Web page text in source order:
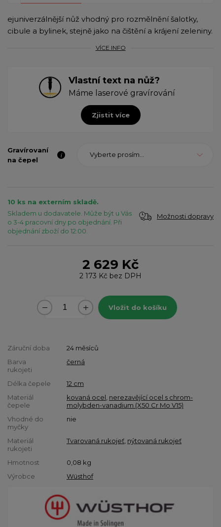
ejuniverzálnější nůž vhodný pro rozmělnění šalotky,
cibule a bylinek, stejně jako na čištění a krájení zeleniny.
VÍCE INFO
Vlastní text na nůž?
Máme laserové gravírování
Zjistit více
Gravírovaní
na čepel
Vyberte prosím...
10 ks na externím skladě.
Skladem u dodavatele. Může být u Vás
o 3-4 pracovní dny po objednání. Při
objednání zboží do 12:00.
Možnosti dopravy
2 629 Kč
2 173 Kč bez DPH
Vložit do košíku
Záruční doba
24 měsíců
Barva
rukojeti
černá
Délka čepele
12 cm
Materiál
čepele
kovaná ocel nerezavějící ocel s chrom-
molybden-vanadium (X50 Cr Mo V15)
Vhodné do
myčky
nie
Materiál
rukojeti
Tvarovaná rukojeť nýtovaná rukojeť
Hmotnost 0,08 kg
Výrobce
Wüsthof